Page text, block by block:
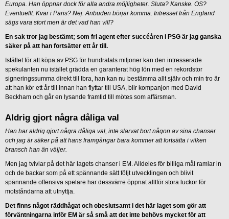
Europa. Han öppnar dock för alla andra möjligheter. Sluta? Kanske. OS?
Eventuellt. Kvar i Paris? Nej. Anbuden börjar komma. Intresset från England
sägs vara stort men är det vad han vill?
En sak tror jag bestämt; som fri agent efter succéåren i PSG är jag ganska
säker på att han fortsätter ett år till.
Istället för att köpa av PSG för hundratals miljoner kan den intresserade
spekulanten nu istället grädda en garanterat hög lön med en rekordstor
signeringssumma direkt till Ibra, han kan nu bestämma allt själv och min tro är
att han kör ett år till innan han flyttar till USA, blir kompanjon med David
Beckham och går en lysande framtid till mötes som affärsman.
Aldrig gjort några dåliga val
Han har aldrig gjort några dåliga val, inte slarvat bort någon av sina chanser
och jag är säker på att hans framgångar bara kommer att fortsätta i vilken
bransch han än väljer.
Men jag tvivlar på det här lagets chanser i EM. Alldeles för billiga mål ramlar in
och de backar som på ett spännande sätt följt utvecklingen och blivit
spännande offensiva spelare har dessvärre öppnat alltför stora luckor för
motståndarna att utnyttja.
Det finns något räddhågat och obeslutsamt i det här laget som gör att
förväntningarna inför EM är så små att det inte behövs mycket för att